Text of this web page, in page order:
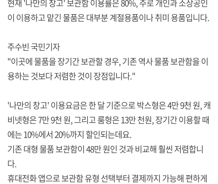
현재 '나만의 창고' 보관함 이용률은 80%, 주로 개인과 소상공인
이 이용하고 맡긴 물품은 대부분 계절용품이나 취미 용품입니다.
주수빈 국민기자
"이곳에 물품을 장기간 보관할 경우, 기존 역사 물품 보관함을 이
용하는 것보다 저렴한 것이 장점입니다."
'나만의 창고' 이용요금은 한 달 기준으로 박스형은 4만 9천 원, 캐
비넷형은 7만 9천 원, 그리고 룸형은 13만 천원, 장기간 이용할 때
에는 10%에서 20%까지 할인되는데요.
기존 대형 물품 보관함이 48만 원인 것과 비교해 훨씬 저렴합니
다.
휴대전화 앱으로 보관함 유형 선택부터 결제까지 가능해 편하게